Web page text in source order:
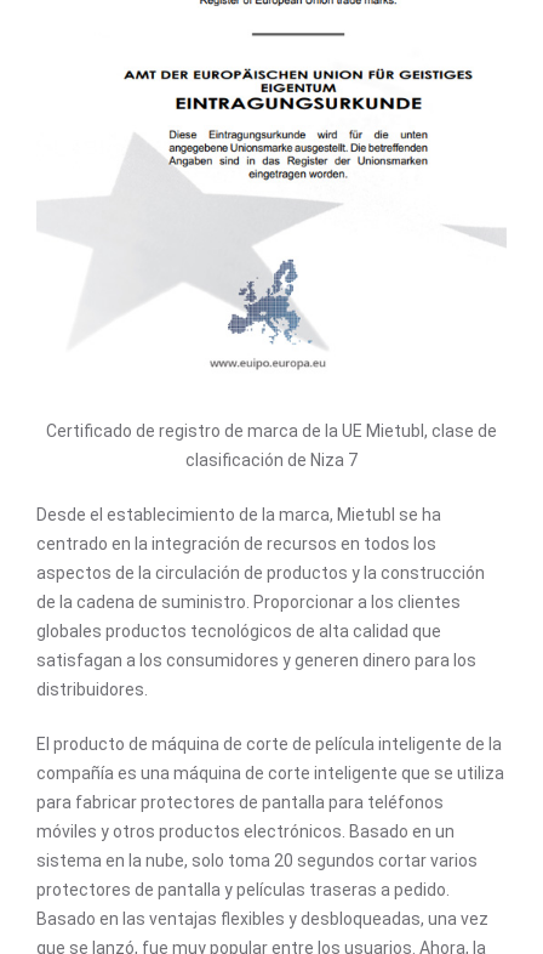
Certificado de registro de marca de la UE Mietubl, clase de
clasificación de Niza 7
Desde el establecimiento de la marca, Mietubl se ha
centrado en la integración de recursos en todos los
aspectos de la circulación de productos y la construcción
de la cadena de suministro. Proporcionar a los clientes
globales productos tecnológicos de alta calidad que
satisfagan a los consumidores y generen dinero para los
distribuidores.
El producto de máquina de corte de película inteligente de la
compañía es una máquina de corte inteligente que se utiliza
para fabricar protectores de pantalla para teléfonos
móviles y otros productos electrónicos. Basado en un
sistema en la nube, solo toma 20 segundos cortar varios
protectores de pantalla y películas traseras a pedido.
Basado en las ventajas flexibles y desbloqueadas, una vez
que se lanzó, fue muy popular entre los usuarios. Ahora, la